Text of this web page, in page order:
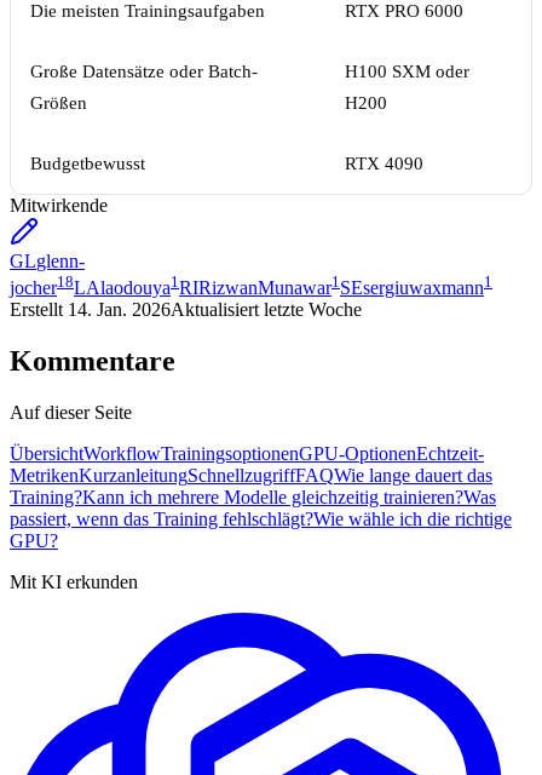
Die meisten Trainingsaufgaben RTX PRO 6000
Große Datensätze oder Batch-
Größen
H100 SXM oder
H200
Budgetbewusst RTX 4090
Mitwirkende
GLglenn-
jocher18LAlaodouya1RIRizwanMunawar1SEsergiuwaxmann1
Erstellt 14. Jan. 2026Aktualisiert letzte Woche
Kommentare
Auf dieser Seite
ÜbersichtWorkflowTrainingsoptionenGPU-OptionenEchtzeit-
MetrikenKurzanleitungSchnellzugriffFAQWie lange dauert das
Training?Kann ich mehrere Modelle gleichzeitig trainieren?Was
passiert, wenn das Training fehlschlägt?Wie wähle ich die richtige
GPU?
Mit KI erkunden